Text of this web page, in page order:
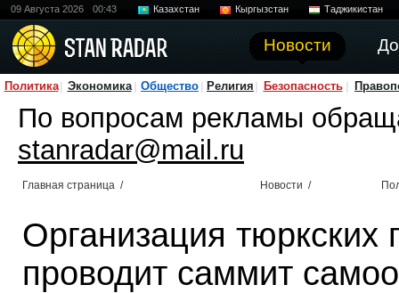
09 Августа 2026 00:43 Казахстан Кыргызстан Таджикистан
Новости
Политика Экономика Общество Религия Безопасность
По вопросам рекламы
stanradar@mail.ru
Главная страница / Новости /
Организация тюркских
проводит саммит